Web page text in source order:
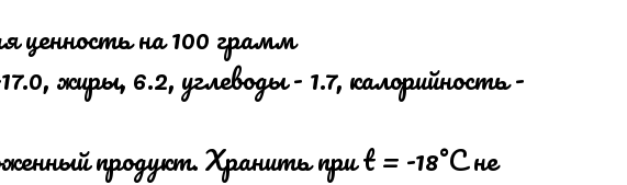
ценность на 100 грамм
жиры, 6.2, углеводы - 1.7, калорийность -
продукт. Хранить при t = -18°С не